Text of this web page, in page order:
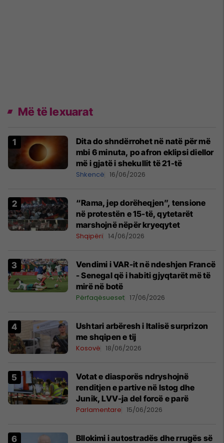
Më të lexuarat
Dita do shndërrohet në natë për më
mbi 6 minuta, po afron eklipsi diellor
më i gjatë i shekullit të 21-të
Shkencë 16/06/2026
“Rama, jep dorëheqjen”, tensione
në protestën e 15-të, qytetarët
marshojnë nëpër kryeqytet
Shqipëri 14/06/2026
Vendimi i VAR-it në ndeshjen Francë
- Senegal që i habiti gjyqtarët më të
mirë në botë
Përfaqësueset 17/06/2026
Ushtari arbëresh i Italisë surprizon
me shqipen e tij
Kosovë 18/06/2026
Votat e diasporës ndryshojnë
renditjen e partive në Istog dhe
Junik, LVV-ja del forcë e parë
Parlamentare 15/06/2026
Bllokimi i autostradës dhe rrugës së